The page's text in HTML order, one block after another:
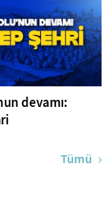
devamı:
Tümü